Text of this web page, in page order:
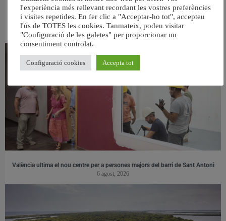
RELACIONAT
València ultima el nou centre per a persones majors del barri de Sant Antoni
6 agost, 2026
l'experiència més rellevant recordant les vostres preferències
i visites repetides. En fer clic a "Acceptar-ho tot", accepteu
l'ús de TOTES les cookies. Tanmateix, podeu visitar
"Configuració de les galetes" per proporcionar un
consentiment controlat.
Configuració cookies Accepta tot